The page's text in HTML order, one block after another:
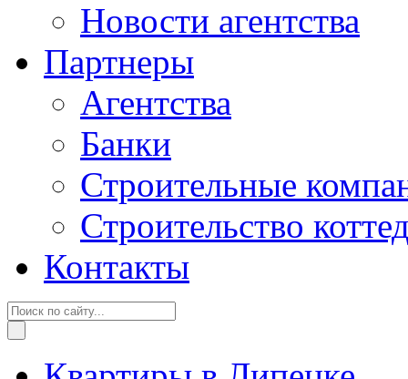
Новости агентства
Партнеры
Агентства
Банки
Строительные
Строительство
Контакты